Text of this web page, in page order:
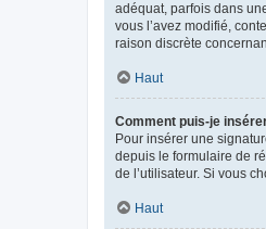
adéquat, parfois dans
vous l’avez modifié,
raison discrète
Haut
Comment puis-je
Pour insérer une
depuis le formulaire de
de l’utilisateur. Si vous
Haut